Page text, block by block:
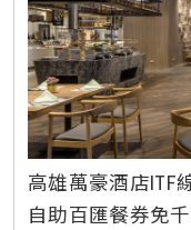
高雄萬豪酒店ITF
自助百匯餐券免